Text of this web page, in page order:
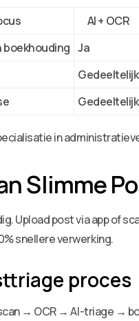
AI + OCR
boekhouding Ja
Gedeeltelijk
Gedeeltelijk
in
Slimme
Upload post via app of
snellere verwerking.
proces
→ OCR → AI-triage →